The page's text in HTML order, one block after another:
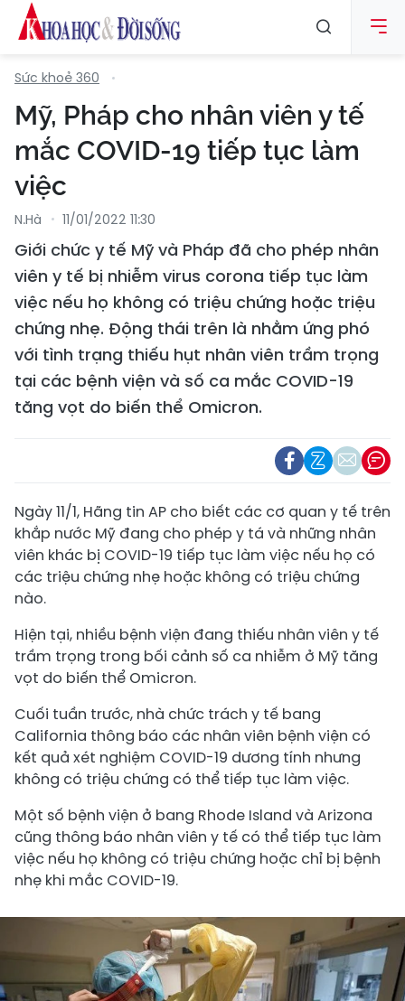
Sức khoẻ 360
Mỹ, Pháp cho nhân viên y tế
mắc COVID-19 tiếp tục làm
việc
N.Hà 11/01/2022 11:30
Giới chức y tế Mỹ và Pháp đã cho phép nhân
viên y tế bị nhiễm virus corona tiếp tục làm
việc nếu họ không có triệu chứng hoặc triệu
chứng nhẹ. Động thái trên là nhằm ứng phó
với tình trạng thiếu hụt nhân viên trầm trọng
tại các bệnh viện và số ca mắc COVID-19
tăng vọt do biến thể Omicron.
Ngày 11/1, Hãng tin AP cho biết các cơ quan y tế trên
khắp nước Mỹ đang cho phép y tá và những nhân
viên khác bị COVID-19 tiếp tục làm việc nếu họ có
các triệu chứng nhẹ hoặc không có triệu chứng
nào.
Hiện tại, nhiều bệnh viện đang thiếu nhân viên y tế
trầm trọng trong bối cảnh số ca nhiễm ở Mỹ tăng
vọt do biến thể Omicron.
Cuối tuần trước, nhà chức trách y tế bang
California thông báo các nhân viên bệnh viện có
kết quả xét nghiệm COVID-19 dương tính nhưng
không có triệu chứng có thể tiếp tục làm việc.
Một số bệnh viện ở bang Rhode Island và Arizona
cũng thông báo nhân viên y tế có thể tiếp tục làm
việc nếu họ không có triệu chứng hoặc chỉ bị bệnh
nhẹ khi mắc COVID-19.